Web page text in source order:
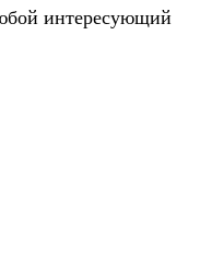
интересующий